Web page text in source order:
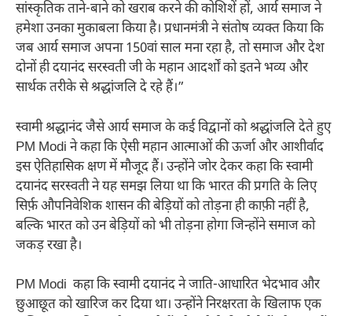
सांस्कृतिक ताने-बाने को खराब करने की कोशिशें हों, आर्य समाज ने
हमेशा उनका मुकाबला किया है। प्रधानमंत्री ने संतोष व्यक्त किया कि
जब आर्य समाज अपना 150वां साल मना रहा है, तो समाज और देश
दोनों ही दयानंद सरस्वती जी के महान आदर्शों को इतने भव्य और
सार्थक तरीके से श्रद्धांजलि दे रहे हैं।”
स्वामी श्रद्धानंद जैसे आर्य समाज के कई विद्वानों को श्रद्धांजलि देते हुए
PM Modi ने कहा कि ऐसी महान आत्माओं की ऊर्जा और आशीर्वाद
इस ऐतिहासिक क्षण में मौजूद हैं। उन्होंने जोर देकर कहा कि स्वामी
दयानंद सरस्वती ने यह समझ लिया था कि भारत की प्रगति के लिए
सिर्फ़ औपनिवेशिक शासन की बेड़ियों को तोड़ना ही काफ़ी नहीं है,
बल्कि भारत को उन बेड़ियों को भी तोड़ना होगा जिन्होंने समाज को
जकड़ रखा है।
PM Modi कहा कि स्वामी दयानंद ने जाति-आधारित भेदभाव और
छुआछूत को खारिज कर दिया था। उन्होंने निरक्षरता के खिलाफ एक